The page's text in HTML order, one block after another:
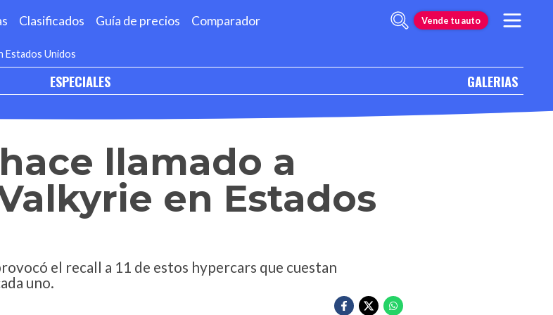
Clasificados Guía de precios Comparador Vende tu auto
Estados Unidos
ESPECIALES GALERIAS
llamado a
en Estados
el recall a 11 de estos hypercars que cuestan
uno.